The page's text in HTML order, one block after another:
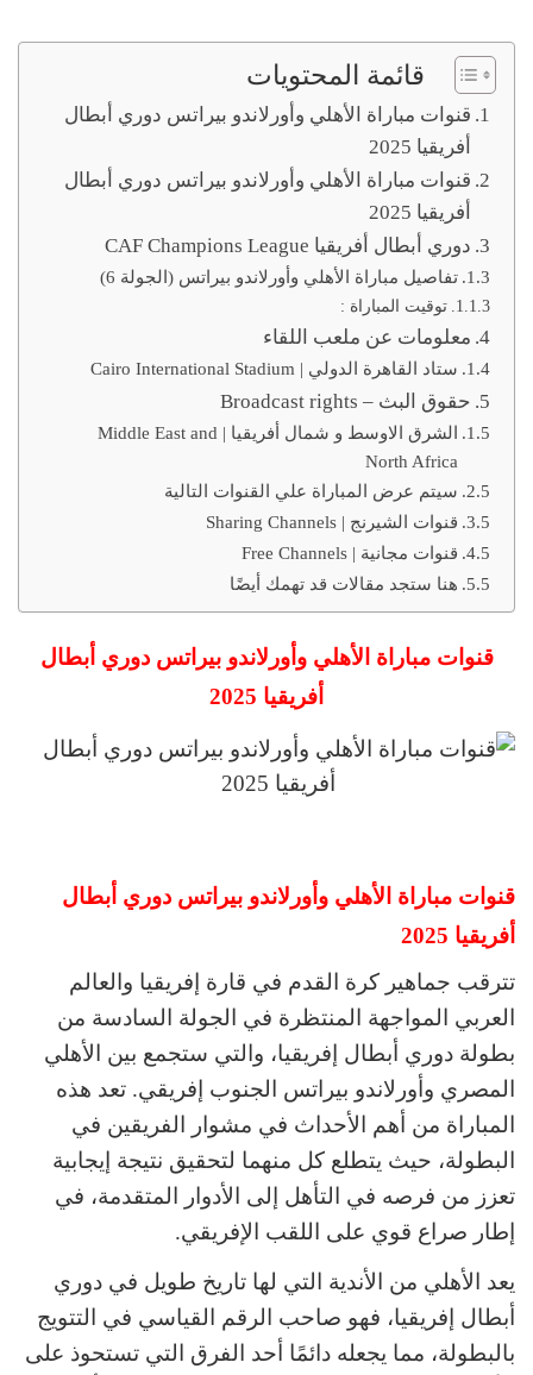
قائمة المحتويات
قنوات مباراة الأهلي وأورلاندو بيراتس دوري أبطال
أفريقيا 2025
قنوات مباراة الأهلي وأورلاندو بيراتس دوري أبطال
أفريقيا 2025
دوري أبطال أفريقيا CAF Champions League
تفاصيل مباراة الأهلي وأورلاندو بيراتس (الجولة 6)
توقيت المباراة :
معلومات عن ملعب اللقاء
ستاد القاهرة الدولي | Cairo International Stadium
حقوق البث – Broadcast rights
الشرق الاوسط و شمال أفريقيا | Middle East and
North Africa
سيتم عرض المباراة علي القنوات التالية
قنوات الشيرنج | Sharing Channels
قنوات مجانية | Free Channels
هنا ستجد مقالات قد تهمك أيضًا
قنوات مباراة الأهلي وأورلاندو بيراتس دوري أبطال
أفريقيا 2025
قنوات مباراة الأهلي وأورلاندو بيراتس دوري أبطال
أفريقيا 2025
تترقب جماهير كرة القدم في قارة إفريقيا والعالم
العربي المواجهة المنتظرة في الجولة السادسة من
بطولة دوري أبطال إفريقيا، والتي ستجمع بين الأهلي
المصري وأورلاندو بيراتس الجنوب إفريقي. تعد هذه
المباراة من أهم الأحداث في مشوار الفريقين في
البطولة، حيث يتطلع كل منهما لتحقيق نتيجة إيجابية
تعزز من فرصه في التأهل إلى الأدوار المتقدمة، في
إطار صراع قوي على اللقب الإفريقي.
يعد الأهلي من الأندية التي لها تاريخ طويل في دوري
أبطال إفريقيا، فهو صاحب الرقم القياسي في التتويج
بالبطولة، مما يجعله دائمًا أحد الفرق التي تستحوذ على